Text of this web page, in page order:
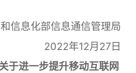
息化部信息通信管理局
2022年12月27日
于进一步提升移动互联网